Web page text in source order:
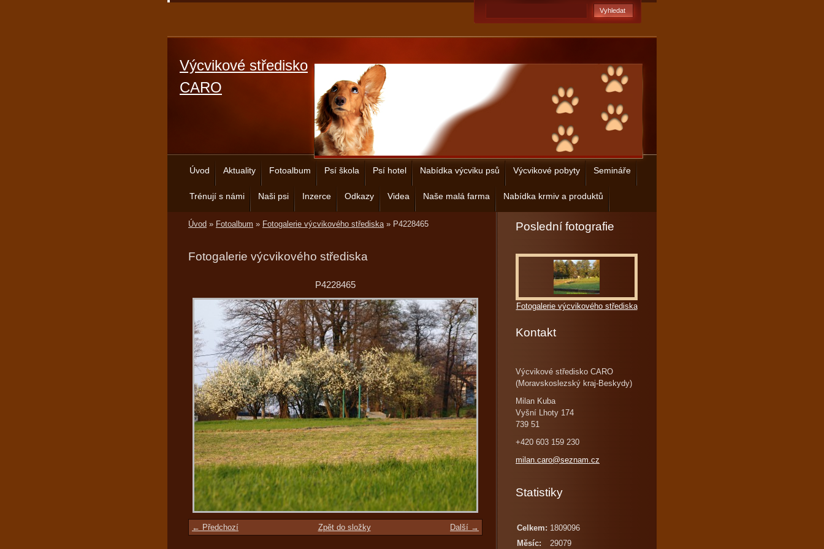
Výcvikové středisko
CARO
Úvod Aktuality Fotoalbum Psí škola Psí hotel Nabídka výcviku psů Výcvikové pobyty Semináře
Trénují s námi Naši psi Inzerce Odkazy Videa Naše malá farma Nabídka krmiv a produktů
Úvod » Fotoalbum » Fotogalerie výcvikového střediska» P4228465
Fotogalerie výcvikového střediska
P4228465
← Předchozí Další →
Zpět do složky
Poslední fotografie
Fotogalerie výcvikového střediska
Kontakt
Výcvikové středisko CARO
(Moravskoslezský kraj-Beskydy)
Milan Kuba
Vyšní Lhoty 174
739 51
+420 603 159 230
milan.caro@seznam.cz
Statistiky
Celkem: 1809096
Měsíc:
29079